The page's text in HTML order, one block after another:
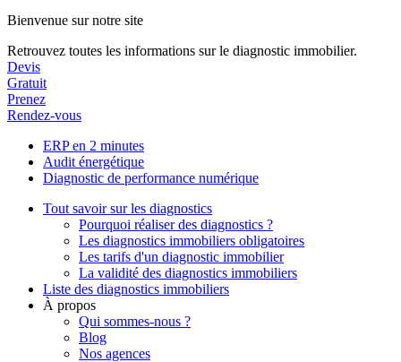
Bienvenue sur notre site
Retrouvez toutes les informations sur le diagnostic immobilier.
Devis
Gratuit
Prenez
Rendez-vous
ERP en 2 minutes
Audit énergétique
Diagnostic de performance numérique
Tout savoir sur les diagnostics
Pourquoi réaliser des diagnostics ?
Les diagnostics immobiliers obligatoires
Les tarifs d'un diagnostic immobilier
La validité des diagnostics immobiliers
Liste des diagnostics immobiliers
À propos
Qui sommes-nous ?
Blog
Nos agences